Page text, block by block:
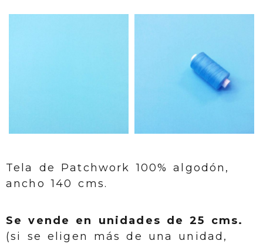
Tela de Patchwork 100% algodón,
ancho 140 cms.
Se vende en unidades de 25 cms.
(si se eligen más de una unidad,